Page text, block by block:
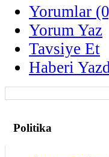
Yorumlar
Yorum Yaz
Tavsiye Et
Haberi
Politika